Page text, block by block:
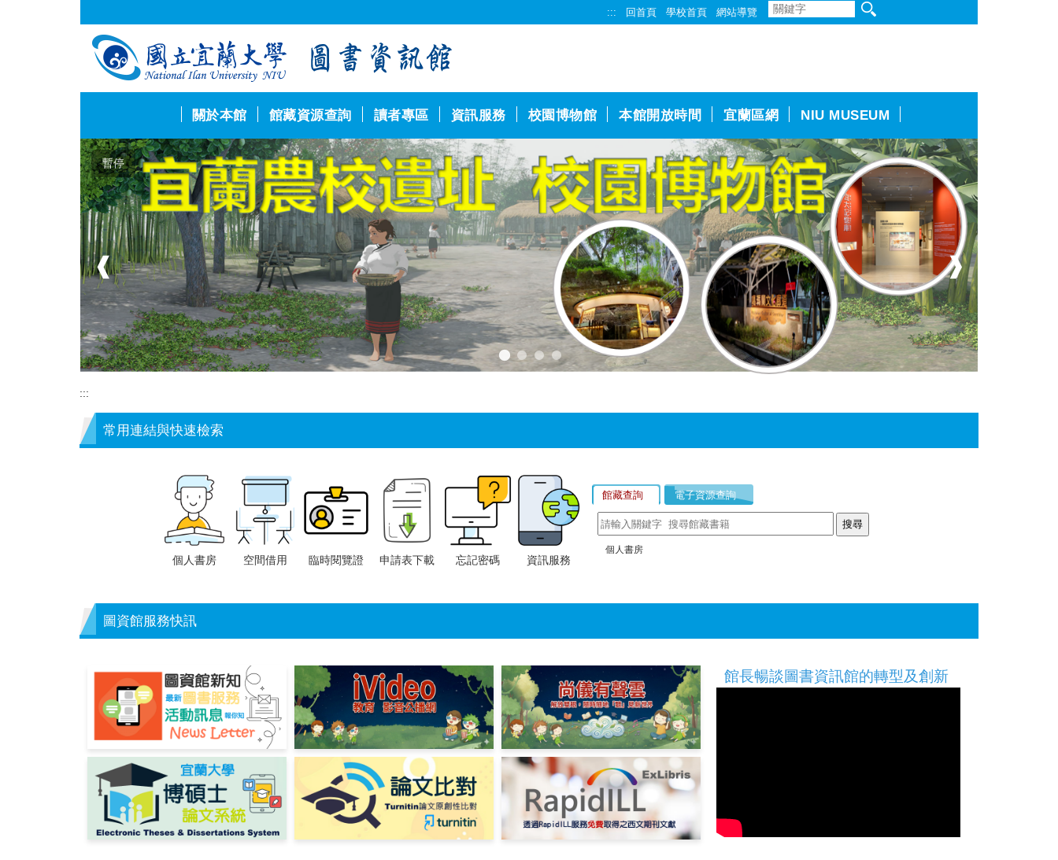
::: 回首頁 學校首頁 網站導覽
關於本館 館藏資源查詢 讀者專區 資訊服務 校園博物館 本館開放時間 宜蘭區網 NIU MUSEUM
暫停
❰ ❱
:::
常用連結與快速檢索
個人書房 空間借用 臨時閱覽證 申請表下載 忘記密碼 資訊服務
圖資館服務快訊
館長暢談圖書資訊館的轉型及創新